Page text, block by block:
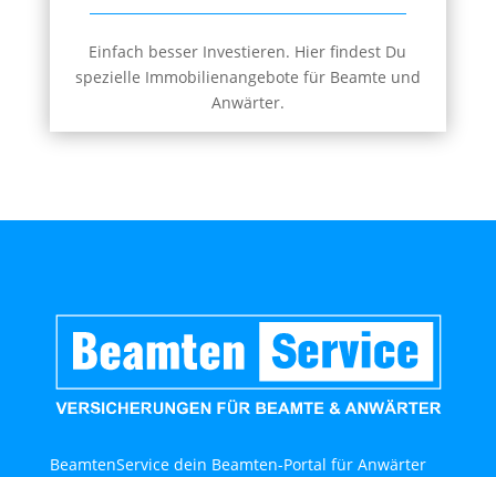
Einfach besser Investieren. Hier findest Du
spezielle Immobilienangebote für Beamte und
Anwärter.
BeamtenService dein Beamten-Portal für Anwärter